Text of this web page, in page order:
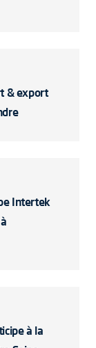
& export
Intertek
à la